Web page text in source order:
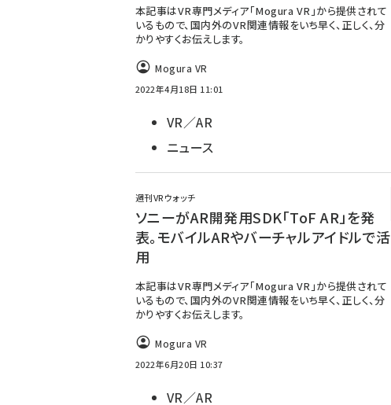
本記事はVR専門メディア「Mogura VR」から提供されて
いるもので、国内外のVR関連情報をいち早く、正しく、分
かりやすくお伝えします。
Mogura VR
2022年4月18日 11:01
VR／AR
ニュース
週刊VRウォッチ
ソニーがAR開発用SDK「ToF AR」を発
表。モバイルARやバーチャルアイドルで活
用
本記事はVR専門メディア「Mogura VR」から提供されて
いるもので、国内外のVR関連情報をいち早く、正しく、分
かりやすくお伝えします。
Mogura VR
2022年6月20日 10:37
VR／AR